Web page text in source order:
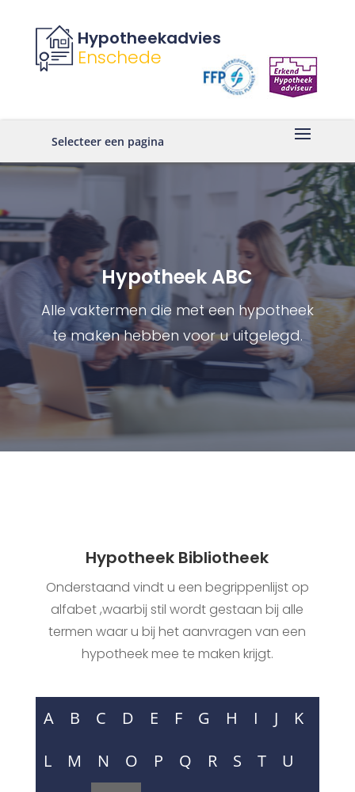
Hypotheekadvies
Enschede
Selecteer een pagina
Hypotheek ABC
Alle vaktermen die met een hypotheek
te maken hebben voor u uitgelegd.
Hypotheek Bibliotheek
Onderstaand vindt u een begrippenlijst op
alfabet ,waarbij stil wordt gestaan bij alle
termen waar u bij het aanvragen van een
hypotheek mee te maken krijgt.
A B C D E F G H I J
K
L
M N O P Q R S T
U